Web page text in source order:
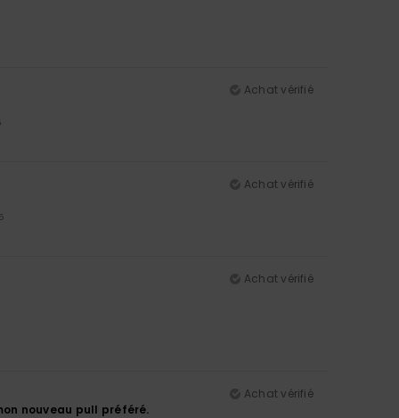
Achat vérifié
Achat vérifié
Achat vérifié
Achat vérifié
nouveau pull préféré.